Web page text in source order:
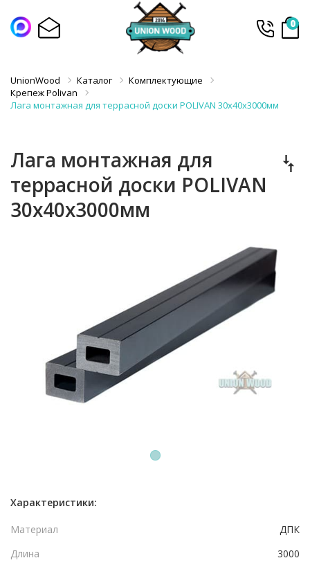
0
UnionWood Каталог
Комплектующие
Крепеж Polivan
Лага монтажная для террасной доски POLIVAN 30х40х3000мм
Лага монтажная для
террасной доски POLIVAN
30х40х3000мм
1
Характеристики:
Материал
ДПК
Длина
3000